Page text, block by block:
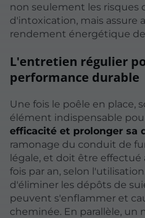
non seulement les risques
d'intoxication, mais assure
rendement énergétique de
L'entretien régulier
performance durable
Une fois le poêle en place,
élément indispensable
efficacité et prolonger sa
ramonage du conduit de
légale, et doit être effectué
fois par an, selon
d'éliminer les dépôts de
peuvent s'enflammer et
cheminée. En parallèle, un